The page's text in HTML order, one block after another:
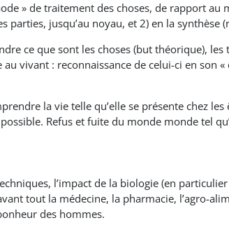
» de traitement des choses, de rapport
parties, jusqu’au noyau, et 2) en la synthèse
ce que sont les choses (but théorique),
au vivant : reconnaissance de celui-ci en son
la vie telle qu’elle se présente chez
Refus et fuite du monde monde tel
l’impact de la biologie (en
tout la médecine, la pharmacie, l’agro-
des hommes.